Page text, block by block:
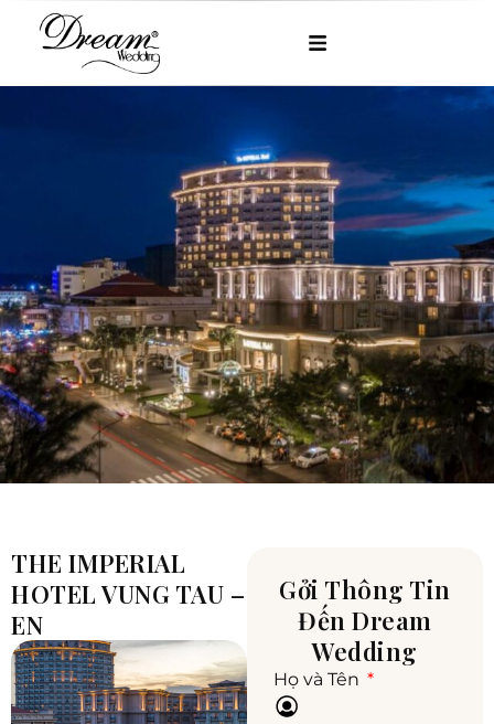
THE IMPERIAL
HOTEL VUNG TAU –
EN
Gởi Thông Tin
Đến Dream
Wedding
Họ và Tên